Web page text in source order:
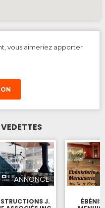
vous aimeriez apporter
ANNONCE
J.